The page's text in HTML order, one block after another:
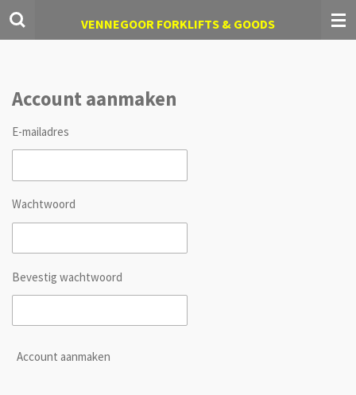
Ga
VENNEGOOR FORKLIFTS & GOODS
Account aanmaken
E-mailadres
Wachtwoord
Bevestig wachtwoord
Account aanmaken